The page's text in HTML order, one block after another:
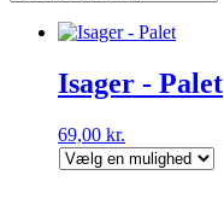
Isager - Palet
69,00 kr.